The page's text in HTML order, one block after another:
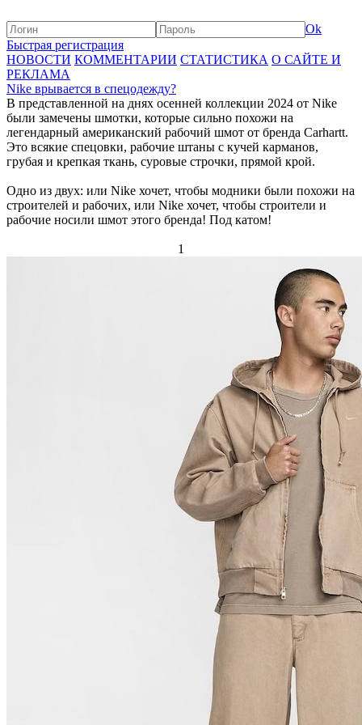
Ok
Быстрая регистрация
НОВОСТИ КОММЕНТАРИИ СТАТИСТИКА О САЙТЕ И
РЕКЛАМА
Nike врывается в спецодежду?
В представленной на днях осенней коллекции 2024 от Nike
были замечены шмотки, которые сильно похожи на
легендарный американский рабочий шмот от бренда Carhartt.
Это всякие спецовки, рабочие штаны с кучей карманов,
грубая и крепкая ткань, суровые строчки, прямой крой.
Одно из двух: или Nike хочет, чтобы модники были похожи на
строителей и рабочих, или Nike хочет, чтобы строители и
рабочие носили шмот этого бренда! Под катом!
1